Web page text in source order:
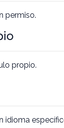
permiso.
propio.
idioma